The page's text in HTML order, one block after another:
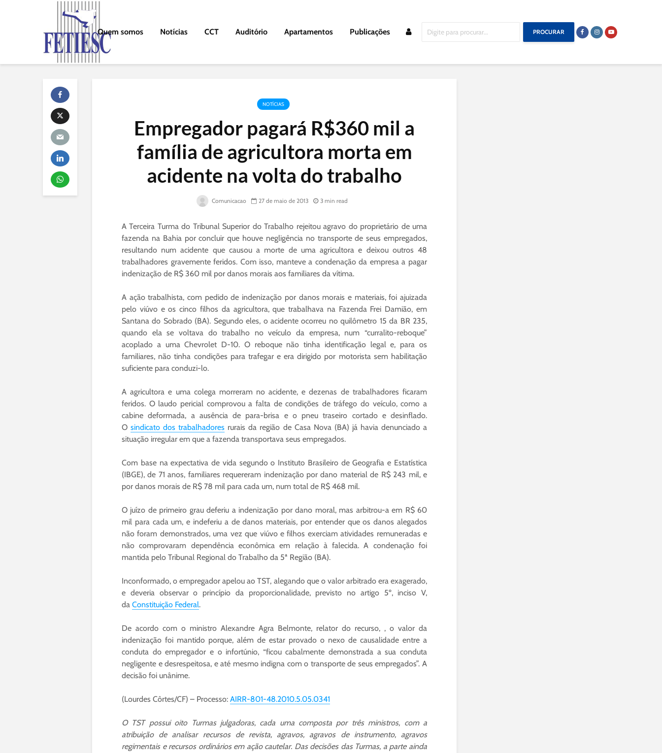
Quem somos Notícias CCT Auditório Apartamentos Publicações PROCURAR
NOTÍCIAS
Empregador pagará R$360 mil a
família de agricultora morta em
acidente na volta do trabalho
Comunicacao 27 de maio de 2013 3 min read
A Terceira Turma do Tribunal Superior do Trabalho rejeitou agravo do proprietário de uma
fazenda na Bahia por concluir que houve negligência no transporte de seus empregados,
resultando num acidente que causou a morte de uma agricultora e deixou outros 48
trabalhadores gravemente feridos. Com isso, manteve a condenação da empresa a pagar
indenização de R$ 360 mil por danos morais aos familiares da vítima.
A ação trabalhista, com pedido de indenização por danos morais e materiais, foi ajuizada
pelo viúvo e os cinco filhos da agricultora, que trabalhava na Fazenda Frei Damião, em
Santana do Sobrado (BA). Segundo eles, o acidente ocorreu no quilômetro 15 da BR 235,
quando ela se voltava do trabalho no veículo da empresa, num “curralito-reboque”
acoplado a uma Chevrolet D-10. O reboque não tinha identificação legal e, para os
familiares, não tinha condições para trafegar e era dirigido por motorista sem habilitação
suficiente para conduzi-lo.
A agricultora e uma colega morreram no acidente, e dezenas de trabalhadores ficaram
feridos. O laudo pericial comprovou a falta de condições de tráfego do veículo, como a
cabine deformada, a ausência de para-brisa e o pneu traseiro cortado e desinflado.
Osindicato dos trabalhadores rurais da região de Casa Nova (BA) já havia denunciado a
situação irregular em que a fazenda transportava seus empregados.
Com base na expectativa de vida segundo o Instituto Brasileiro de Geografia e Estatística
(IBGE), de 71 anos, familiares requereram indenização por dano material de R$ 243 mil, e
por danos morais de R$ 78 mil para cada um, num total de R$ 468 mil.
O juízo de primeiro grau deferiu a indenização por dano moral, mas arbitrou-a em R$ 60
mil para cada um, e indeferiu a de danos materiais, por entender que os danos alegados
não foram demonstrados, uma vez que viúvo e filhos exerciam atividades remuneradas e
não comprovaram dependência econômica em relação à falecida. A condenação foi
mantida pelo Tribunal Regional do Trabalho da 5ª Região (BA).
Inconformado, o empregador apelou ao TST, alegando que o valor arbitrado era exagerado,
e deveria observar o princípio da proporcionalidade, previsto no artigo 5º, inciso V,
da Constituição Federal.
De acordo com o ministro Alexandre Agra Belmonte, relator do recurso, , o valor da
indenização foi mantido porque, além de estar provado o nexo de causalidade entre a
conduta do empregador e o infortúnio, “ficou cabalmente demonstrada a sua conduta
negligente e desrespeitosa, e até mesmo indigna com o transporte de seus empregados”. A
decisão foi unânime.
(Lourdes Côrtes/CF) – Processo: AIRR-801-48.2010.5.05.0341
O TST possui oito Turmas julgadoras, cada uma composta por três ministros, com a
atribuição de analisar recursos de revista, agravos, agravos de instrumento, agravos
regimentais e recursos ordinários em ação cautelar. Das decisões das Turmas, a parte ainda